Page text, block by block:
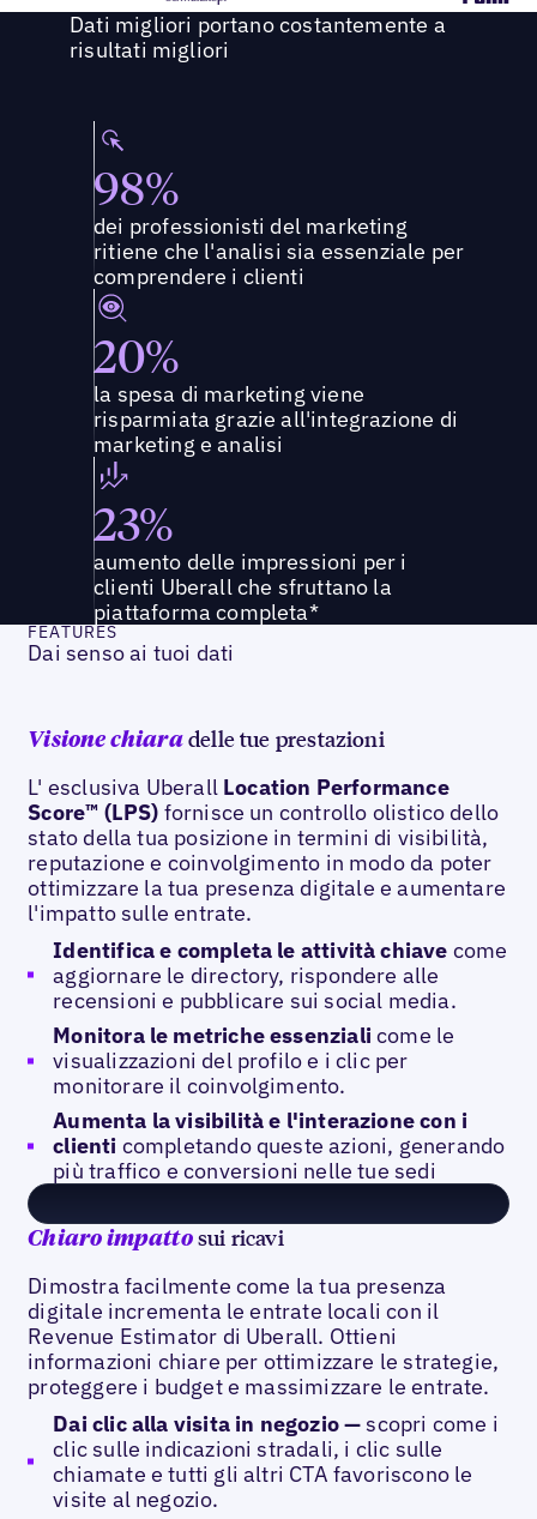
Dati migliori portano costantemente a
risultati migliori
98%
dei professionisti del marketing
ritiene che l'analisi sia essenziale per
comprendere i clienti
20%
la spesa di marketing viene
risparmiata grazie all'integrazione di
marketing e analisi
23%
aumento delle impressioni per i
clienti Uberall che sfruttano la
piattaforma completa*
FEATURES
Dai senso ai tuoi dati
Visione chiaradelle tue prestazioni
L' esclusiva Uberall Location Performance
Score™ (LPS) fornisce un controllo olistico dello
stato della tua posizione in termini di visibilità,
reputazione e coinvolgimento in modo da poter
ottimizzare la tua presenza digitale e aumentare
l'impatto sulle entrate.
Identifica e completa le attività chiave come
aggiornare le directory, rispondere alle
recensioni e pubblicare sui social media.
Monitora le metriche essenzialicome le
visualizzazioni del profilo e i clic per
monitorare il coinvolgimento.
Aumenta la visibilità e l'interazione con i
clienti completando queste azioni, generando
più traffico e conversioni nelle tue sedi
Chiaro impattosui ricavi
Dimostra facilmente come la tua presenza
digitale incrementa le entrate locali con il
Revenue Estimator di Uberall. Ottieni
informazioni chiare per ottimizzare le strategie,
proteggere i budget e massimizzare le entrate.
Dai clic alla visita in negozio —scopri come i
clic sulle indicazioni stradali, i clic sulle
chiamate e tutti gli altri CTA favoriscono le
visite al negozio.